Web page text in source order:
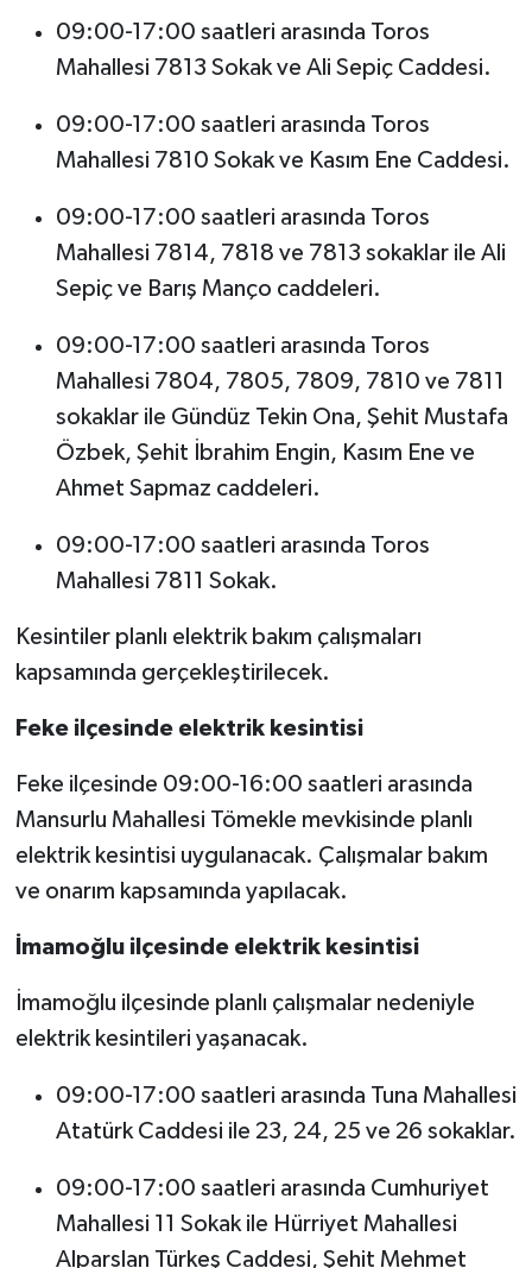
09:00-17:00 saatleri arasında Toros
Mahallesi 7813 Sokak ve Ali Sepiç Caddesi.
09:00-17:00 saatleri arasında Toros
Mahallesi 7810 Sokak ve Kasım Ene Caddesi.
09:00-17:00 saatleri arasında Toros
Mahallesi 7814, 7818 ve 7813 sokaklar ile Ali
Sepiç ve Barış Manço caddeleri.
09:00-17:00 saatleri arasında Toros
Mahallesi 7804, 7805, 7809, 7810 ve 7811
sokaklar ile Gündüz Tekin Ona, Şehit Mustafa
Özbek, Şehit İbrahim Engin, Kasım Ene ve
Ahmet Sapmaz caddeleri.
09:00-17:00 saatleri arasında Toros
Mahallesi 7811 Sokak.
Kesintiler planlı elektrik bakım çalışmaları
kapsamında gerçekleştirilecek.
Feke ilçesinde elektrik kesintisi
Feke ilçesinde 09:00-16:00 saatleri arasında
Mansurlu Mahallesi Tömekle mevkisinde planlı
elektrik kesintisi uygulanacak. Çalışmalar bakım
ve onarım kapsamında yapılacak.
İmamoğlu ilçesinde elektrik kesintisi
İmamoğlu ilçesinde planlı çalışmalar nedeniyle
elektrik kesintileri yaşanacak.
09:00-17:00 saatleri arasında Tuna Mahallesi
Atatürk Caddesi ile 23, 24, 25 ve 26 sokaklar.
09:00-17:00 saatleri arasında Cumhuriyet
Mahallesi 11 Sokak ile Hürriyet Mahallesi
Alparslan Türkeş Caddesi, Şehit Mehmet